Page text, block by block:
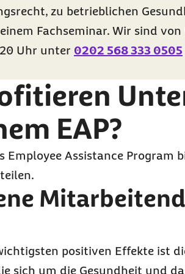
gefunden haben.
werden.
für die Gesundheit haben:
in die Höhe und kann zu
stressbedingte Belastungen
zu ergreifen. So lässt sich verhindern,
länger ausfallen.
beispielsweise durch ein
Einsparpotenziale auf. Auch die
sind Teil der Beratung.
zu betrieblichen
Fachseminar. Wir sind
20 Uhr unter 0202 568 333 0505
EAP?
Employee Assistance Program
positiven Effekte ist
sich um die Gesundheit und